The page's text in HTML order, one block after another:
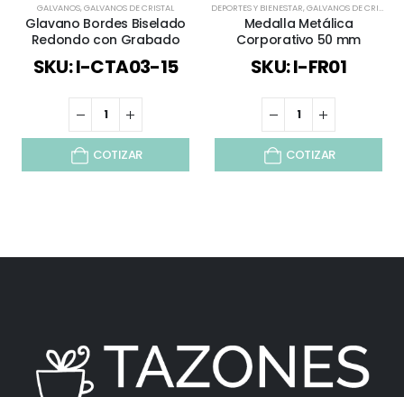
GALVANOS,GALVANOS DE CRISTAL
Glavano Bordes Biselado
Redondo con Grabado
SKU: I-CTA03-15
COTIZAR
DEPORTES Y BIENESTAR,GALVANOS DE CRISTAL
Medalla Metálica
Corporativo 50 mm
SKU: I-FR01
COTIZAR